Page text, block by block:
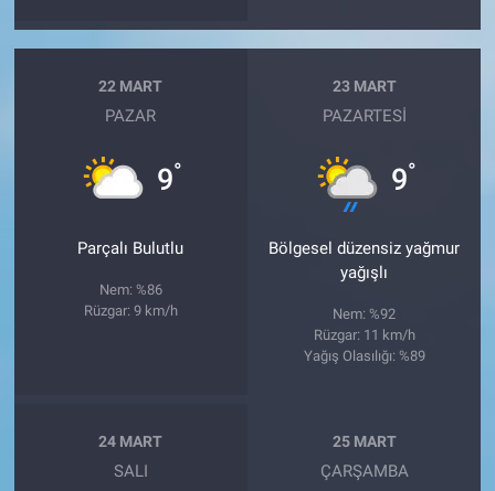
22 MART
PAZAR
9°
Parçalı Bulutlu
Nem: %86
Rüzgar: 9 km/h
23 MART
PAZARTESI
9°
Bölgesel düzensiz yağmur
yağışlı
Nem: %92
Rüzgar: 11 km/h
Yağış Olasılığı: %89
24 MART
SALI
25 MART
ÇARŞAMBA